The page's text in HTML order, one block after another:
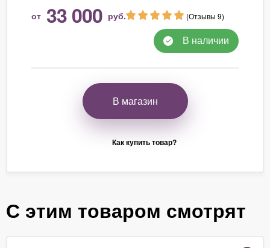
от 33 000 руб. (Отзывы 9)
В наличии
В магазин
Как купить товар?
С этим товаром смотрят